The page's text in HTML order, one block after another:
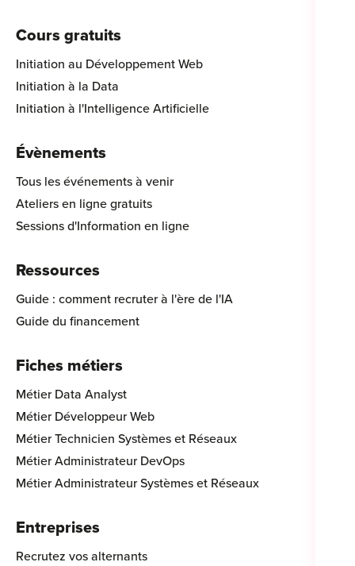
Cours gratuits
Initiation au Développement Web
Initiation à la Data
Initiation à l'Intelligence Artificielle
Évènements
Tous les événements à venir
Ateliers en ligne gratuits
Sessions d'Information en ligne
Ressources
Guide : comment recruter à l'ère de l'IA
Guide du financement
Fiches métiers
Métier Data Analyst
Métier Développeur Web
Métier Technicien Systèmes et Réseaux
Métier Administrateur DevOps
Métier Administrateur Systèmes et Réseaux
Entreprises
Recrutez vos alternants